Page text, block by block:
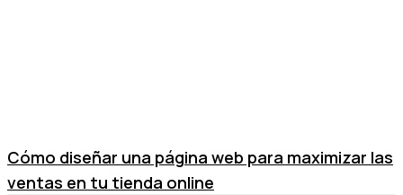
Cómo diseñar una página web para maximizar las
ventas en tu tienda online